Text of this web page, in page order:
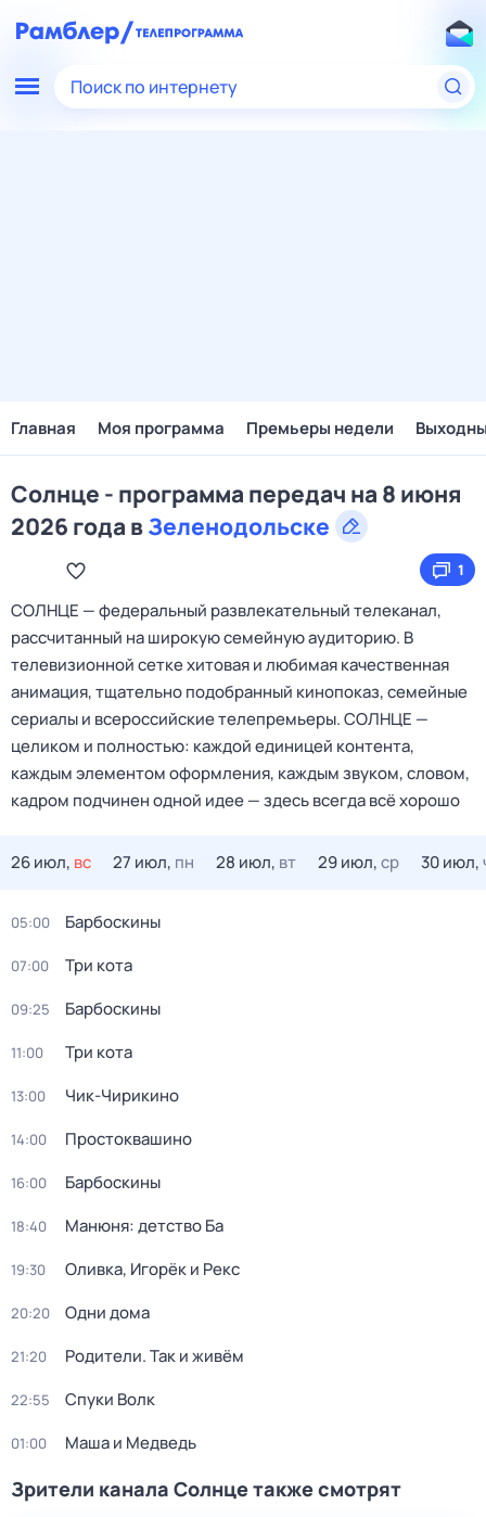
Поиск по интернету
Главная Моя программа Премьеры недели
Солнце - программа передач на 8 июня
2026 года вЗеленодольске
1
СОЛНЦЕ — федеральный развлекательный телеканал,
рассчитанный на широкую семейную аудиторию. В
телевизионной сетке хитовая и любимая качественная
анимация, тщательно подобранный кинопоказ, семейные
сериалы и всероссийские телепремьеры. СОЛНЦЕ —
целиком и полностью: каждой единицей контента,
каждым элементом оформления, каждым звуком, словом,
кадром подчинен одной идее — здесь всегда всё хорошо
26 июл, вс 27 июл, пн 28 июл, вт 29 июл,ср 30 июл,
05:00 Барбоскины
07:00 Три кота
09:25 Барбоскины
11:00 Три кота
13:00 Чик-Чирикино
14:00 Простоквашино
16:00 Барбоскины
18:40 Манюня: детство Ба
19:30 Оливка, Игорёк и Рекс
20:20 Одни дома
21:20 Родители. Так и живём
22:55 Спуки Волк
01:00 Маша и Медведь
Зрители канала Солнце также смотрят